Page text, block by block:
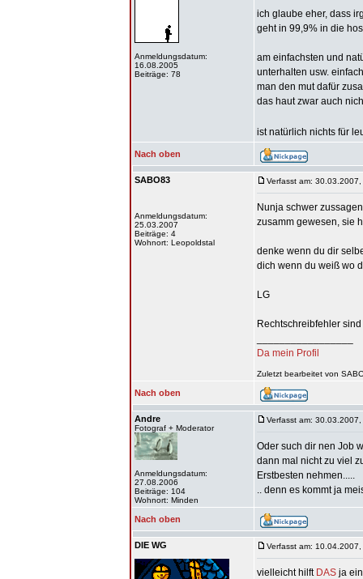
Anmeldungsdatum:
16.08.2005
Beiträge: 78
ich glaube eher, dass
geht in 99,9% in die
am einfachsten und
unterhalten usw.
man den mut dafür
das haut zwar auch
ist natürlich nichts für
Nach oben
SABO83
Anmeldungsdatum:
25.03.2007
Beiträge: 4
Wohnort: Leopoldstal
Verfasst am:
Nunja schwer
zusamm gewesen, sie
denke wenn du dir
dich wenn du weiß wo
LG
Rechtschreibfehler
Da mein Profil
Zuletzt bearbeitet von
Nach oben
Andre
Fotograf + Moderator
Anmeldungsdatum:
27.08.2006
Beiträge: 104
Wohnort: Minden
Verfasst am: 30.03.2007,
Oder such dir nen Job
dann mal nicht zu viel
Erstbesten nehmen.....
.. denn es kommt ja
Nach oben
DIE WG Verfasst am:
vielleicht hilft DAS ja